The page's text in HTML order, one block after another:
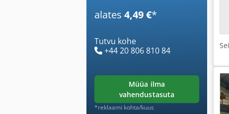
alates 4,49 €*
Tutvu kohe
+44 20 806 810 84
müüa ilma
vahendustasuta
*reklaami kohta/kuus